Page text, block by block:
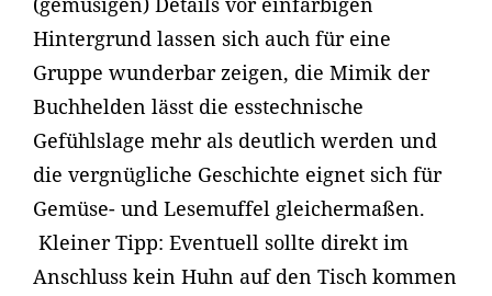
Hintergrund lassen sich auch für eine
Gruppe wunderbar zeigen, die Mimik der
Buchhelden lässt die esstechnische
Gefühlslage mehr als deutlich werden und
die vergnügliche Geschichte eignet sich für
Gemüse- und Lesemuffel gleichermaßen.
Kleiner Tipp: Eventuell sollte direkt im
Anschluss kein Huhn auf den Tisch kommen